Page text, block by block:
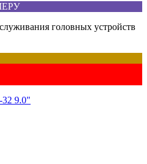
головных устройств
32 9.0"